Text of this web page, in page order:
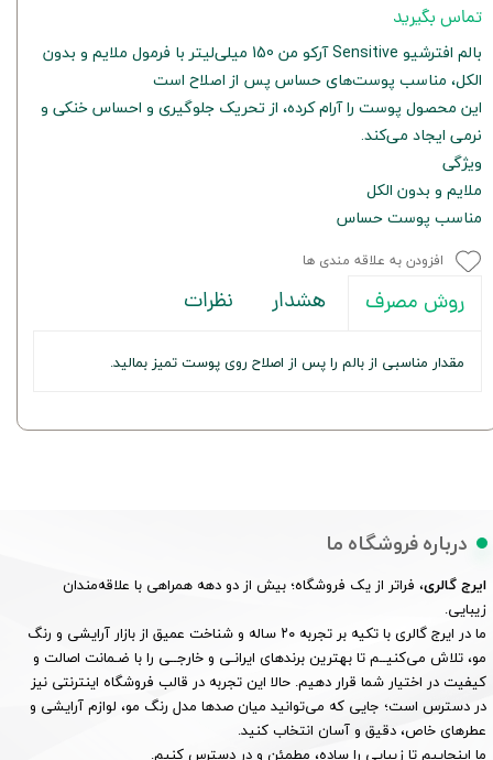
تماس بگیرید
بالم افترشیو Sensitive آركو من 150 میلی‌لیتر با فرمول ملایم و بدون
الکل، مناسب پوست‌های حساس پس از اصلاح است
این محصول پوست را آرام کرده، از تحریک جلوگیری و احساس خنکی و
نرمی ایجاد می‌کند.
ویژگی
ملایم و بدون الکل
مناسب پوست حساس
افزودن به علاقه مندی ها
روش مصرف هشدار نظرات
مقدار مناسبی از بالم را پس از اصلاح روی پوست تمیز بمالید.
درباره فروشگاه ما
ایرج گالری، فراتر از یک فروشگاه؛ بیش از دو دهه همراهی با علاقه‌مندان
زیبایی.
ما در ایرج گالری با تکیه بر تجربه ۲۰ ساله و شناخت عمیق از بازار آرایشی و رنگ
مو، تلاش می‌کنیــم تا بهترین برندهای ایرانـی و خارجــی را با ضـمانت اصالت و
کیفیت در اختیار شما قرار دهیم. حالا این تجربه در قالب فروشگاه اینترنتی نیز
در دسترس است؛ جایی که می‌توانید میان صدها مدل رنگ مو، لوازم آرایشی و
عطرهای خاص، دقیق و آسان انتخاب کنید.
ما اینجاییم تا زیبایی را ساده، مطمئن و در دسترس کنیم.